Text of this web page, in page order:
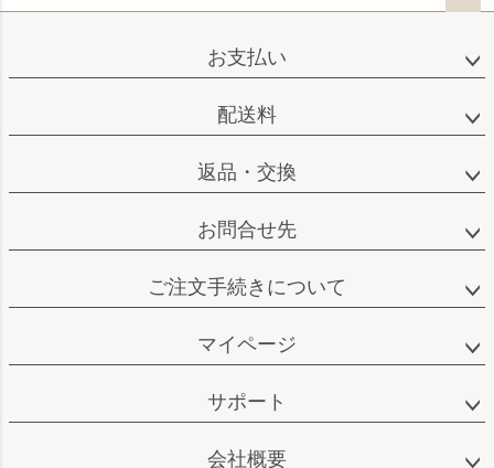
ップ
お支払い
配送料
返品・交換
お問合せ先
ご注文手続きについて
マイページ
サポート
会社概要